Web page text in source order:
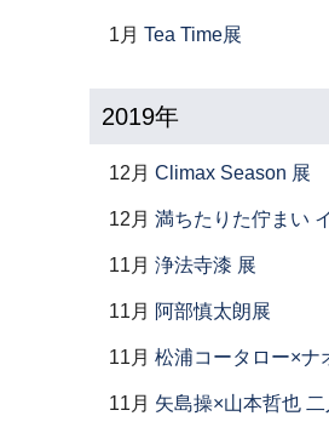
1月 Tea Time展
2019年
12月 Climax Season 展
12月 満ちたりた佇まい
11月 浄法寺漆 展
11月 阿部慎太朗展
11月 松浦コータロー×ナ
11月 矢島操×山本哲也